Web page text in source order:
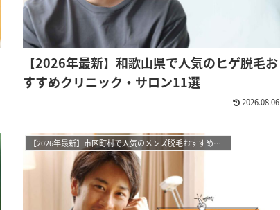
【2026年最新】和歌山県で人気のヒゲ脱毛お
すすめクリニック・サロン11選
2026.08.06
【2026年最新】市区町村で人気のメンズ脱毛おすすめサロン・クリニック